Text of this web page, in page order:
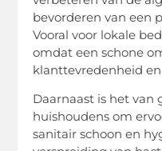
bevorderen van een
Vooral voor lokale
omdat een schone
klanttevredenheid
Daarnaast is het van
huishoudens om
sanitair schoon en